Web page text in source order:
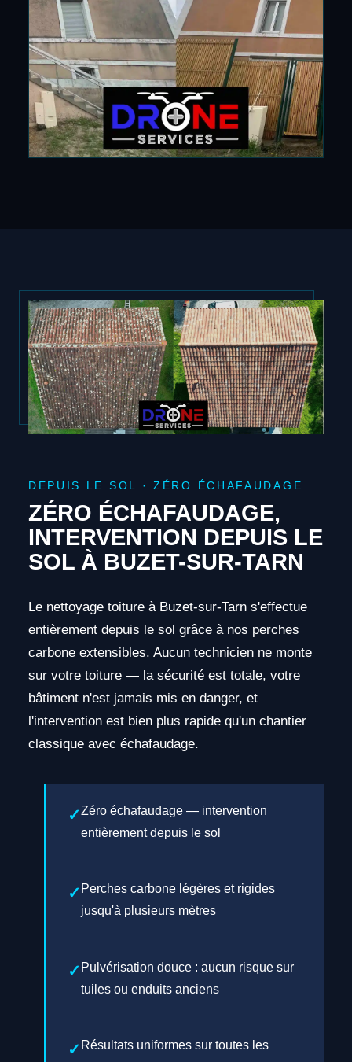
DEPUIS LE SOL · ZÉRO ÉCHAFAUDAGE
ZÉRO ÉCHAFAUDAGE,
INTERVENTION DEPUIS LE
SOL À BUZET-SUR-TARN
Le nettoyage toiture à Buzet-sur-Tarn s'effectue
entièrement depuis le sol grâce à nos perches
carbone extensibles. Aucun technicien ne monte
sur votre toiture — la sécurité est totale, votre
bâtiment n'est jamais mis en danger, et
l'intervention est bien plus rapide qu'un chantier
classique avec échafaudage.
Zéro échafaudage — intervention
entièrement depuis le sol
Perches carbone légères et rigides
jusqu'à plusieurs mètres
Pulvérisation douce : aucun risque sur
tuiles ou enduits anciens
Résultats uniformes sur toutes les